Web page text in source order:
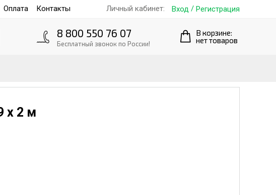
Оплата Контакты Личный кабинет: Вход / Регистрация
8 800 550 76 07
Бесплатный звонок по России!
В корзине:
нет товаров
х 2 м